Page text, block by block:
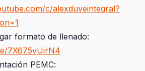
c/alexduveintegral?
formato de llenado:
7X675vUirN4
PEMC: